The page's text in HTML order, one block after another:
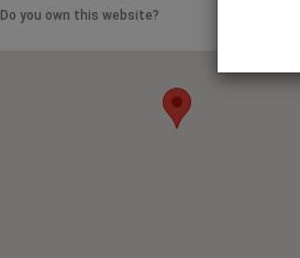
Do you own this website?